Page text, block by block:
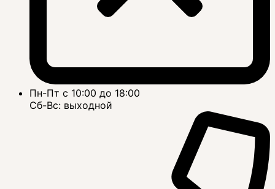
Пн-Пт с 10:00 до 18:00
Сб-Вс: выходной